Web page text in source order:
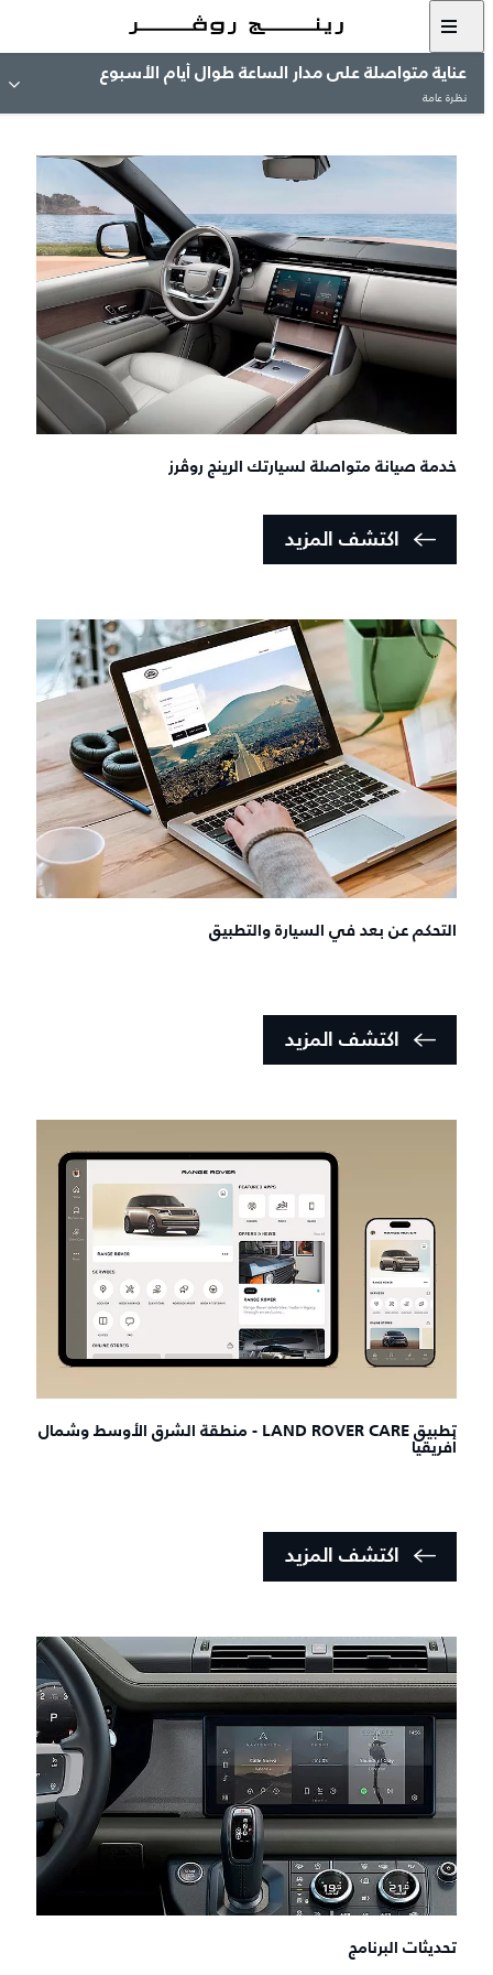
عناية متواصلة على مدار الساعة طوال أيام الأسبوع
نظرة عامة
خدمة صيانة متواصلة لسيارتك الرينج روڤرز
اكتشف المزيد
التحكم عن بعد في السيارة والتطبيق
اكتشف المزيد
تطبيق LAND ROVER CARE - منطقة الشرق الأوسط وشمال
أفريقيا
اكتشف المزيد
تحديثات البرنامج